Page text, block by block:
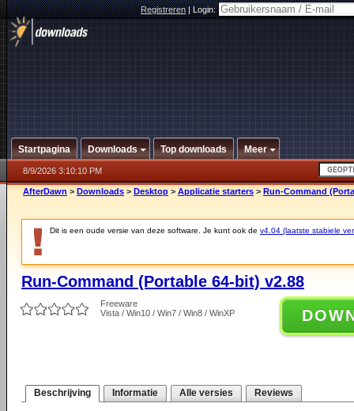
Registreren|Login:
Startpagina Downloads Top downloads Meer
8/9/2026 3:10:10 PM
AfterDawn > Downloads > Desktop > Applicatie starters > Run-Command
Dit is een oude versie van deze software. Je kunt ook de v4.04 (laatste stabiele
Run-Command (Portable 64-bit) v2.88
Freeware
Vista / Win10 / Win7 / Win8 / WinXP
Beschrijving Informatie Alle versies Reviews